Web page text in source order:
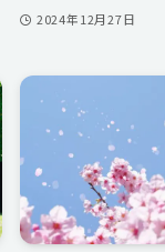
2024年12月27日